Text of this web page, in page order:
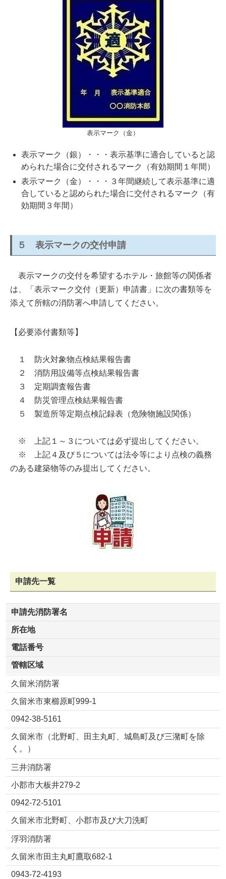
表示マーク（金）
表示マーク（銀）・・・表示基準に適合していると認
められた場合に交付されるマーク（有効期間１年間）
表示マーク（金）・・・３年間継続して表示基準に適
合していると認められた場合に交付されるマーク（有
効期間３年間）
５ 表示マークの交付申請
表示マークの交付を希望するホテル・旅館等の関係者
は、「表示マーク交付（更新）申請書」に次の書類等を
添えて所轄の消防署へ申請してください。
【必要添付書類等】
１ 防火対象物点検結果報告書
２ 消防用設備等点検結果報告書
３ 定期調査報告書
４ 防災管理点検結果報告書
５ 製造所等定期点検記録表（危険物施設関係）
※ 上記１～３については必ず提出してください。
※ 上記４及び５については法令等により点検の義務
のある建築物等のみ提出してください。
申請先一覧
申請先消防署名
所在地
電話番号
管轄区域
久留米消防署
久留米市東櫛原町999-1
0942-38-5161
久留米市（北野町、田主丸町、城島町及び三潴町を除
く。）
三井消防署
小郡市大板井279-2
0942-72-5101
久留米市北野町、小郡市及び大刀洗町
浮羽消防署
久留米市田主丸町鷹取682-1
0943-72-4193